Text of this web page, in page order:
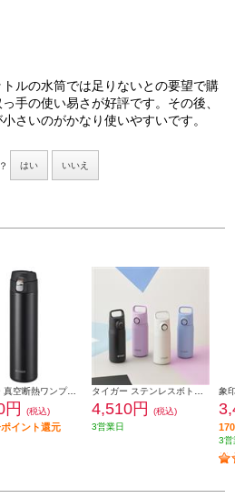
ルの水筒では足りないとの要望で購
手の使い易さが好評です。その後、
さいのがかなり使いやすいです。
はい いいえ
タイガー 真空断熱ワンプッシュボトル[600ml/ワンプッシュ/保冷保温/パールブラック] MMJ-S060KJ
円 (税込)
イント還元
4,510円
(税込)
3営業日
3営